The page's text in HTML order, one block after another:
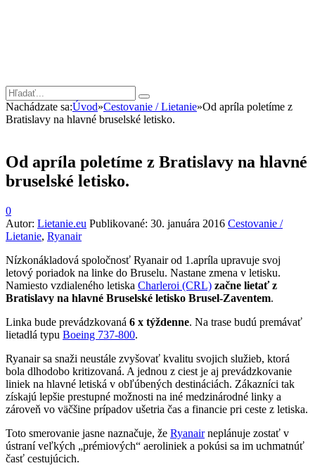
Nachádzate sa:Úvod»Cestovanie / Lietanie»Od apríla poletíme z
Bratislavy na hlavné bruselské letisko.
Od apríla poletíme z Bratislavy na hlavné
bruselské letisko.
0
Autor: Lietanie.eu Publikované: 30. januára 2016 Cestovanie /
Lietanie, Ryanair
Nízkonákladová spoločnosť Ryanair od 1.apríla upravuje svoj
letový poriadok na linke do Bruselu. Nastane zmena v letisku.
Namiesto vzdialeného letiska Charleroi (CRL) začne lietať z
Bratislavy na hlavné Bruselské letisko Brusel-Zaventem.
Linka bude prevádzkovaná 6 x týždenne. Na trase budú premávať
lietadlá typu Boeing 737-800.
Ryanair sa snaži neustále zvyšovať kvalitu svojich služieb, ktorá
bola dlhodobo kritizovaná. A jednou z ciest je aj prevádzkovanie
liniek na hlavné letiská v obľúbených destináciách. Zákazníci tak
získajú lepšie prestupné možnosti na iné medzinárodné linky a
zároveň vo väčšine prípadov ušetria čas a financie pri ceste z letiska.
Toto smerovanie jasne naznačuje, že Ryanairneplánuje zostať v
ústraní veľkých „prémiových“ aeroliniek a pokúsi sa im uchmatnúť
časť cestujúcich.